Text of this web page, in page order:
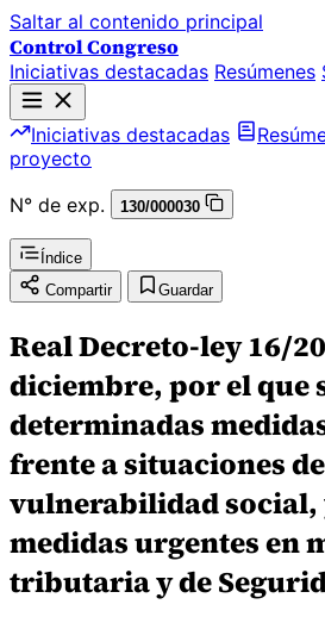
Saltar al contenido principal
Control Congreso
Iniciativas destacadas Resúmenes
Iniciativas destacadas
proyecto
N° de exp.
130/000030
Índice
Compartir
Guardar
Real Decreto-ley 16/
diciembre, por el que
determinadas
frente a situaciones de
vulnerabilidad social,
medidas urgentes en
tributaria y de